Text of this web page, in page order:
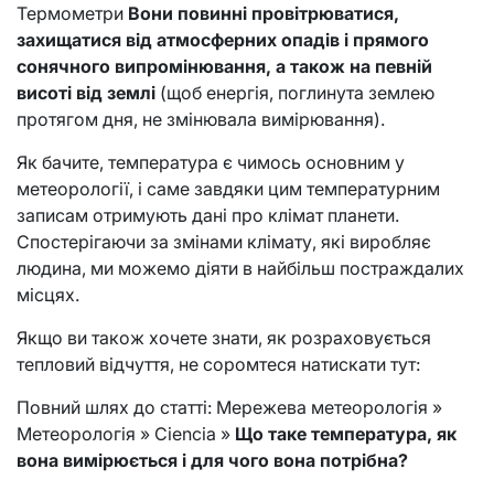
Термометри Вони повинні провітрюватися,
захищатися від атмосферних опадів і прямого
сонячного випромінювання, а також на певній
висоті від землі (щоб енергія, поглинута землею
протягом дня, не змінювала вимірювання).
Як бачите, температура є чимось основним у
метеорології, і саме завдяки цим температурним
записам отримують дані про клімат планети.
Спостерігаючи за змінами клімату, які виробляє
людина, ми можемо діяти в найбільш постраждалих
місцях.
Якщо ви також хочете знати, як розраховується
тепловий відчуття, не соромтеся натискати тут:
Повний шлях до статті: Мережева метеорологія »
Метеорологія » Ciencia » Що таке температура, як
вона вимірюється і для чого вона потрібна?